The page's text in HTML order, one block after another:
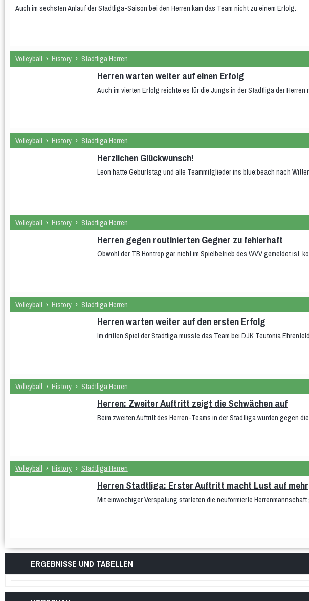
Auch im sechsten Anlauf der Stadtliga-Saison bei den Herren kam das Team nicht zu einem Erfolg.
Volleyball › History › Stadtliga Herren
Herren warten weiter auf einen Erfolg
Auch im vierten Erfolg reichte es für die Jungs in der Stadtliga der
Volleyball › History › Stadtliga Herren
Herzlichen Glückwunsch!
Leon hatte Geburtstag und alle Teammitglieder ins blue:beach nach
Volleyball › History › Stadtliga Herren
Herren gegen routinierten Gegner zu fehlerhaft
Obwohl der TB Höntrop gar nicht im Spielbetrieb des WVV gemeldet ist,
Volleyball › History › Stadtliga Herren
Herren warten weiter auf den ersten Erfolg
Im dritten Spiel der Stadtliga musste das Team bei DJK Teutonia
Volleyball › History › Stadtliga Herren
Herren: Zweiter Auftritt zeigt die Schwächen auf
Beim zweiten Auftritt des Herren-Teams in der Stadtliga wurden gegen
Volleyball › History › Stadtliga Herren
Herren Stadtliga: Erster Auftritt macht Lust auf mehr
Mit einwöchiger Verspätung starteten die neuformierte
ERGEBNISSE UND TABELLEN